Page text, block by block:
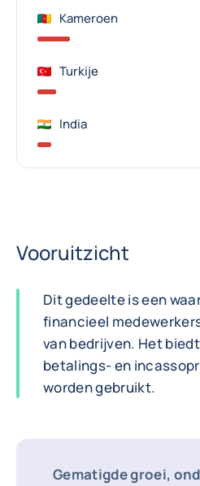
Kameroen
Turkije
India
Vooruitzicht
Dit gedeelte is een
financieel
van bedrijven. Het
betalings- en
worden gebruikt.
Gematigde groei,